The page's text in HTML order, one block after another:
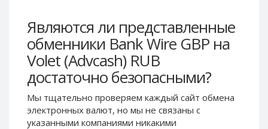
Являются ли представленные
обменники Bank Wire GBP на
Volet (Advcash) RUB
достаточно безопасными?
Мы тщательно проверяем каждый сайт обмена
электронных валют, но мы не связаны c
указанными компаниями никакими
PaySera PLN
AliPay CNY
UnionPay CNY
Paymer USD
Paymer RUB
Paymer UAH
PaySera PLN
AliPay CNY
UnionPay CNY
Paymer USD
Paymer RUB